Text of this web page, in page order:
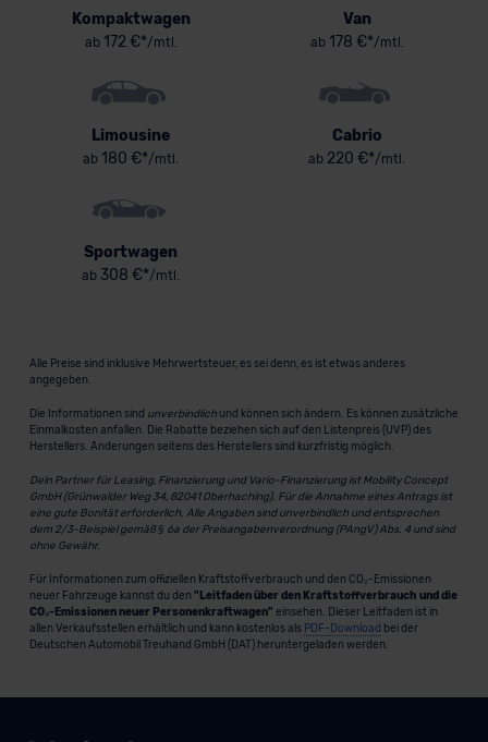
Kompaktwagen
ab172 €*/mtl.
Van
ab178 €*/mtl.
Limousine
ab 180 €*/mtl.
Cabrio
ab 220 €*/mtl.
Sportwagen
ab 308 €*/mtl.
Alle Preise sind inklusive Mehrwertsteuer, es sei denn, es ist etwas anderes
angegeben.
Die Informationen sind unverbindlichund können sich ändern. Es können zusätzliche
Einmalkosten anfallen. Die Rabatte beziehen sich auf den Listenpreis (UVP) des
Herstellers. Änderungen seitens des Herstellers sind kurzfristig möglich.
Dein Partner für Leasing, Finanzierung und Vario-Finanzierung ist Mobility Concept
GmbH (Grünwalder Weg 34, 82041 Oberhaching). Für die Annahme eines Antrags ist
eine gute Bonität erforderlich. Alle Angaben sind unverbindlich und entsprechen
dem 2/3-Beispiel gemäß § 6a der Preisangabenverordnung (PAngV) Abs. 4 und sind
ohne Gewähr.
Für Informationen zum offiziellen Kraftstoffverbrauch und den CO₂-Emissionen
neuer Fahrzeuge kannst du den "Leitfaden über den Kraftstoffverbrauch und die
CO₂-Emissionen neuer Personenkraftwagen" einsehen. Dieser Leitfaden ist in
allen Verkaufsstellen erhältlich und kann kostenlos als PDF-Download bei der
Deutschen Automobil Treuhand GmbH (DAT) heruntergeladen werden.